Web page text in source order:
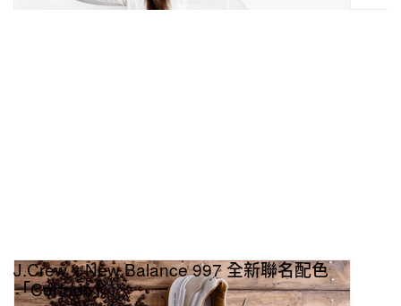
J.Crew x New Balance 997 全新聯名配色
「Cortado」